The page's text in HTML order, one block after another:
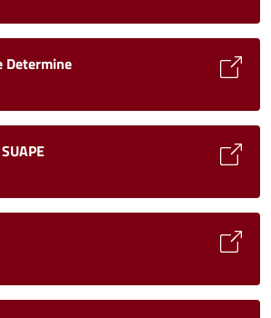
Determine